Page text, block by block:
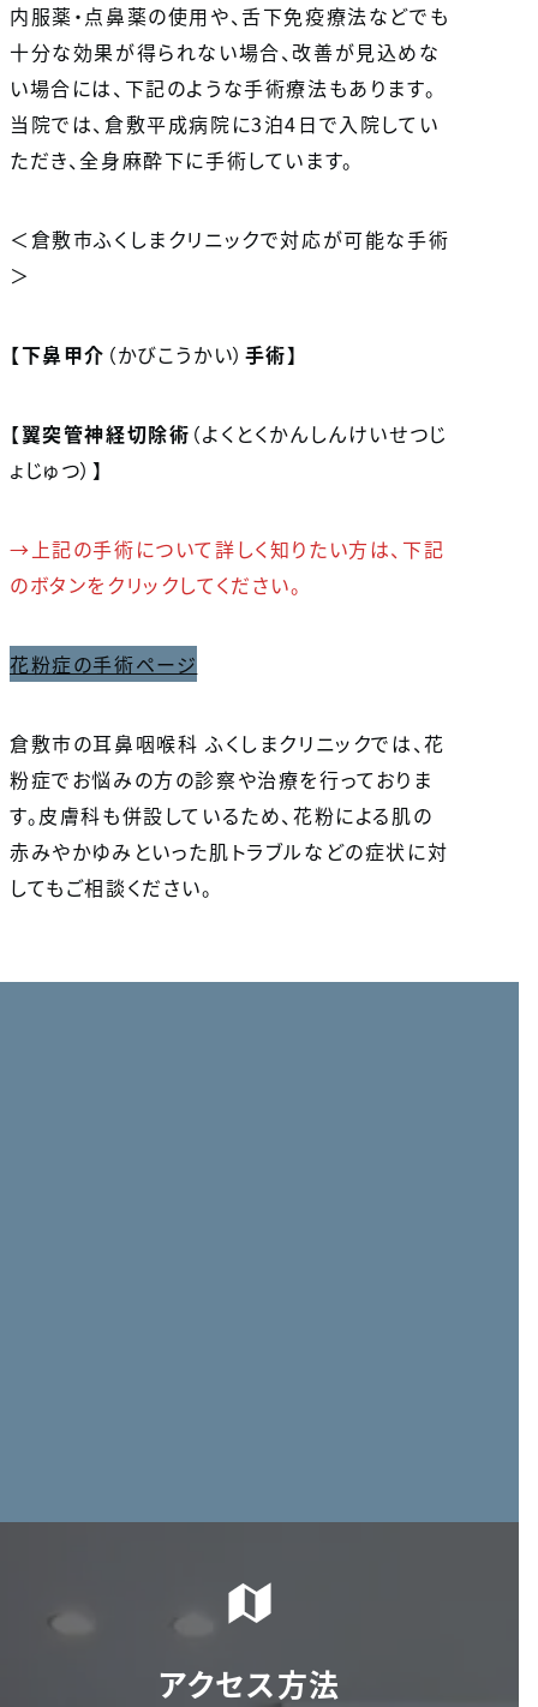
内服薬・点鼻薬の使用や、舌下免疫療法などでも
十分な効果が得られない場合、改善が見込めな
い場合には、下記のような手術療法もあります。
当院では、倉敷平成病院に3泊4日で入院してい
ただき、全身麻酔下に手術しています。
＜倉敷市ふくしまクリニックで対応が可能な手術
＞
【下鼻甲介 （かびこうかい） 手術】
【翼突管神経切除術 （よくとくかんしんけいせつじ
ょじゅつ）】
→上記の手術について詳しく知りたい方は、下記
のボタンをクリックしてください。
花粉症の手術ページ
倉敷市の耳鼻咽喉科 ふくしまクリニックでは、花
粉症でお悩みの方の診察や治療を行っておりま
す。皮膚科も併設しているため、花粉による肌の
赤みやかゆみといった肌トラブルなどの症状に対
してもご相談ください。
アクセス方法